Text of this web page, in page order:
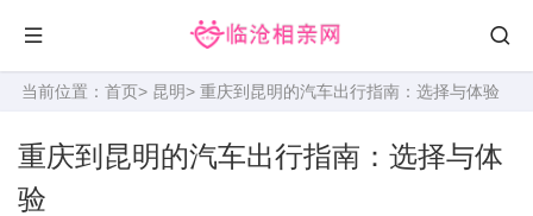
当前位置： 首页> 昆明> 重庆到昆明的汽车出行指南：选择与体验
重庆到昆明的汽车出行指南：选择与体
验